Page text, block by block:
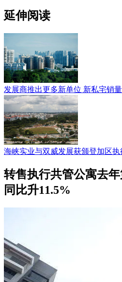
延伸阅读
发展商推出更多新单位 新私宅销
海峡实业与双威发展获颁登加区
转售执行共管公寓去
同比升11.5%